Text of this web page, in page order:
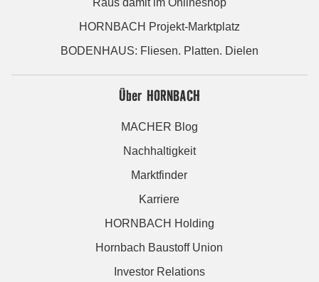
Raus damit im Onlineshop
HORNBACH Projekt-Marktplatz
BODENHAUS: Fliesen. Platten. Dielen
Über HORNBACH
MACHER Blog
Nachhaltigkeit
Marktfinder
Karriere
HORNBACH Holding
Hornbach Baustoff Union
Investor Relations